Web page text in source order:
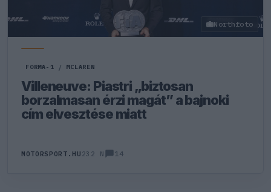
Northfoto
FORMA-1 / MCLAREN
Villeneuve: Piastri „biztosan
borzalmasan érzi magát” a bajnoki
cím elvesztése miatt
MOTORSPORT.HU 232 N 14